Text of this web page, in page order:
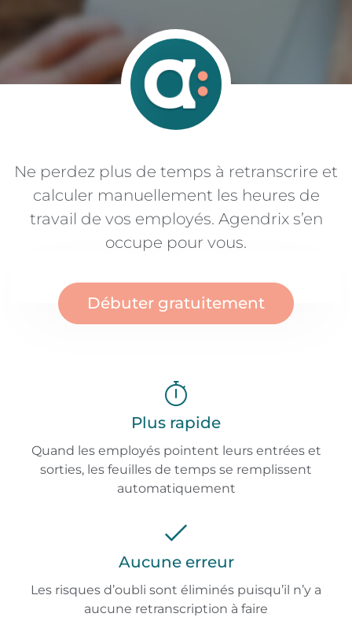
Ne perdez plus de temps à retranscrire et
calculer manuellement les heures de
travail de vos employés. Agendrix s’en
occupe pour vous.
Débuter gratuitement
Plus rapide
Quand les employés pointent leurs entrées et
sorties, les feuilles de temps se remplissent
automatiquement
Aucune erreur
Les risques d’oubli sont éliminés puisqu’il n’y a
aucune retranscription à faire